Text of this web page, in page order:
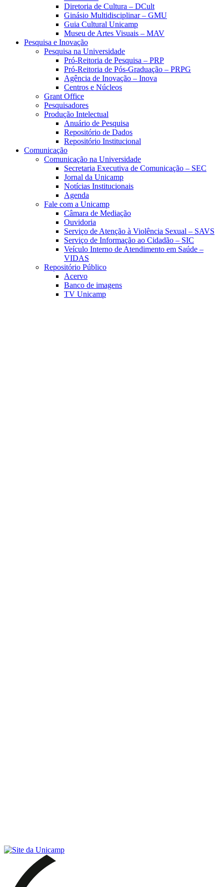
Diretoria de Cultura – DCult
Ginásio Multidisciplinar – GMU
Guia Cultural Unicamp
Museu de Artes Visuais – MAV
Pesquisa e Inovação
Pesquisa na Universidade
Pró-Reitoria de Pesquisa – PRP
Pró-Reitoria de Pós-Graduação – PRPG
Agência de Inovação – Inova
Centros e Núcleos
Grant Office
Pesquisadores
Produção Intelectual
Anuário de Pesquisa
Repositório de Dados
Repositório Institucional
Comunicação
Comunicação na Universidade
Secretaria Executiva de Comunicação – SEC
Jornal da Unicamp
Notícias Institucionais
Agenda
Fale com a Unicamp
Câmara de Mediação
Ouvidoria
Serviço de Atenção à Violência Sexual – SAVS
Serviço de Informação ao Cidadão – SIC
Veículo Interno de Atendimento em Saúde –
VIDAS
Repositório Público
Acervo
Banco de imagens
TV Unicamp